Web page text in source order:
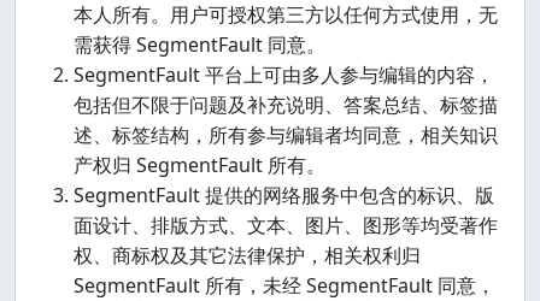
本人所有。用户可授权第三方以任何方式使用，无
需获得 SegmentFault 同意。
SegmentFault 平台上可由多人参与编辑的内容，
包括但不限于问题及补充说明、答案总结、标签描
述、标签结构，所有参与编辑者均同意，相关知识
产权归 SegmentFault 所有。
SegmentFault 提供的网络服务中包含的标识、版
面设计、排版方式、文本、图片、图形等均受著作
权、商标权及其它法律保护，相关权利归
SegmentFault 所有，未经 SegmentFault 同意，